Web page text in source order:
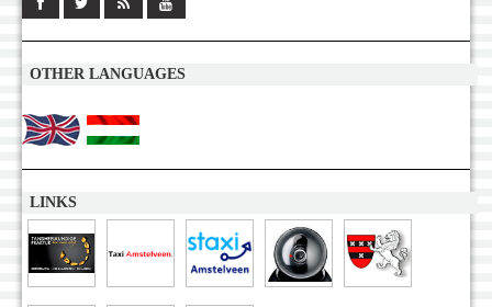
OTHER LANGUAGES
LINKS